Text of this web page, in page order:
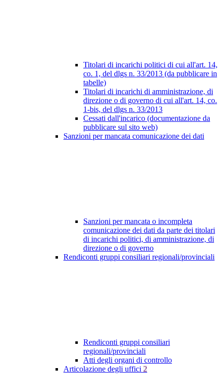
Titolari di incarichi politici di cui all'art. 14,
co. 1, del dlgs n. 33/2013 (da pubblicare in
tabelle)
Titolari di incarichi di amministrazione, di
direzione o di governo di cui all'art. 14, co.
1-bis, del dlgs n. 33/2013
Cessati dall'incarico (documentazione da
pubblicare sul sito web)
Sanzioni per mancata comunicazione dei dati
Sanzioni per mancata o incompleta
comunicazione dei dati da parte dei titolari
di incarichi politici, di amministrazione, di
direzione o di governo
Rendiconti gruppi consiliari regionali/provinciali
Rendiconti gruppi consiliari
regionali/provinciali
Atti degli organi di controllo
Articolazione degli uffici 2